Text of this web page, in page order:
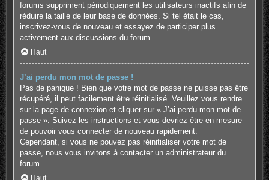
forums suppriment périodiquement les utilisateurs inactifs afin de
réduire la taille de leur base de données. Si tel était le cas,
inscrivez-vous de nouveau et essayez de participer plus
activement aux discussions du forum.
Haut
J’ai perdu mon mot de passe !
Pas de panique ! Bien que votre mot de passe ne puisse pas être
récupéré, il peut facilement être réinitialisé. Veuillez vous rendre
sur la page de connexion et cliquer sur « J’ai perdu mon mot de
passe ». Suivez les instructions et vous devriez être en mesure
de pouvoir vous connecter de nouveau rapidement.
Cependant, si vous ne pouvez pas réinitialiser votre mot de
passe, nous vous invitons à contacter un administrateur du
forum.
Haut